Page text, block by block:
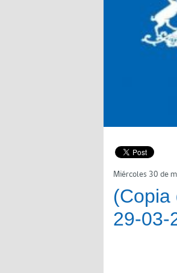
Miércoles 30 de
(Copia
29-03-